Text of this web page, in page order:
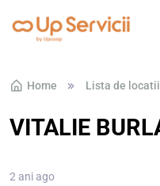
Skip to navigation
Skip to content
Home Lista de locatii
VITALIE
2 ani ago